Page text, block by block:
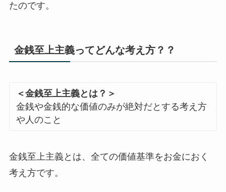
たのです。
金銭至上主義ってどんな考え方？？
＜金銭至上主義とは？＞
金銭や金銭的な価値のみが絶対だとする考え方
や人のこと
金銭至上主義とは、全ての価値基準をお金におく
考え方です。